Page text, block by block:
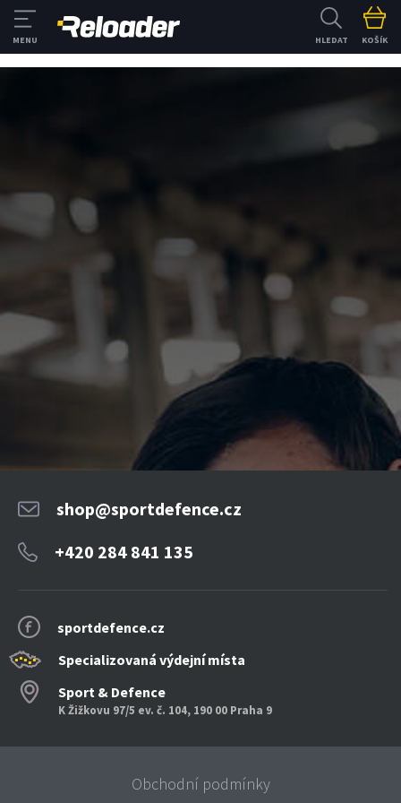
HLEDAT KOŠÍK
sportdefence.cz
Specializovaná výdejní místa
Sport & Defence
K Žižkovu 97/5 ev. č. 104, 190 00 Praha 9
shop@sportdefence.cz
+420 284 841 135
Obchodní podmínky